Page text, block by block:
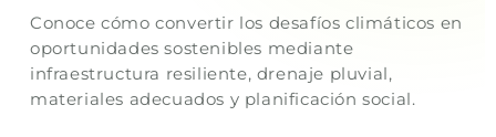
Conoce cómo convertir los desafíos climáticos en
oportunidades sostenibles mediante
infraestructura resiliente, drenaje pluvial,
materiales adecuados y planificación social.